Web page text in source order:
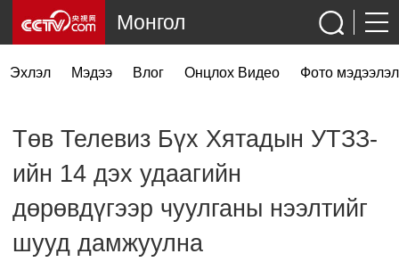
Эхлэл Мэдээ Влог Онцлох Видео Фото мэдээлэл
Монгол
Төв Телевиз Бүх Хятадын УТЗЗ-
ийн 14 дэх удаагийн
дөрөвдүгээр чуулганы нээлтийг
шууд дамжуулна